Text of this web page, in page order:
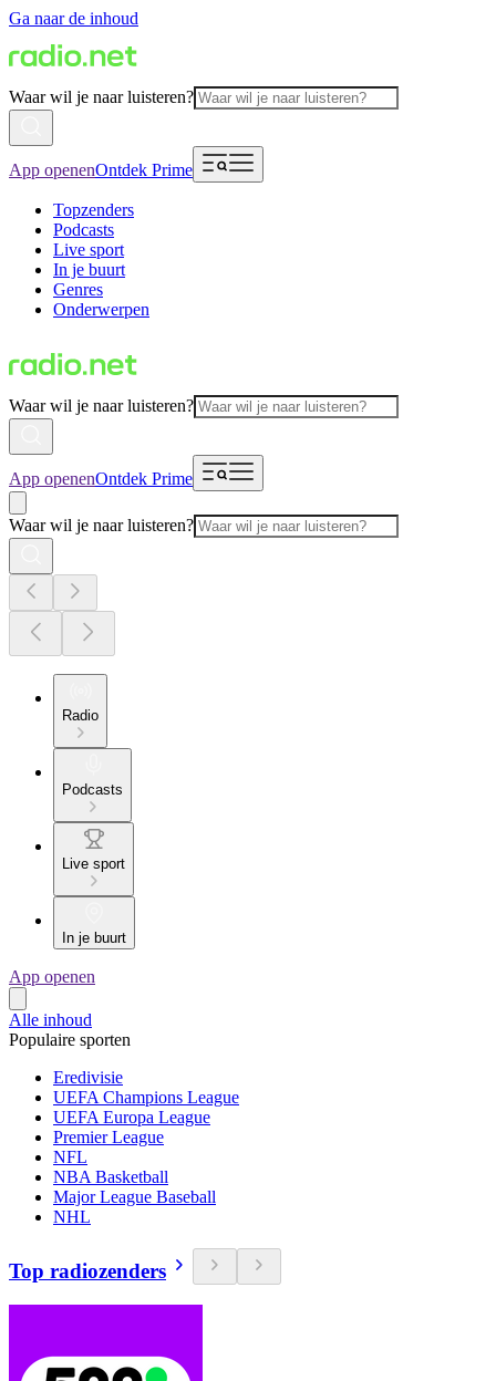
Ga naar de inhoud
Waar wil je naar luisteren?
App openenOntdek Prime
Topzenders
Podcasts
Live sport
In je buurt
Genres
Onderwerpen
Waar wil je naar luisteren?
App openenOntdek Prime
Waar wil je naar luisteren?
Radio
Podcasts
Live sport
In je buurt
App openen
Alle inhoud
Populaire sporten
Eredivisie
UEFA Champions League
UEFA Europa League
Premier League
NFL
NBA Basketball
Major League Baseball
NHL
Top radiozenders